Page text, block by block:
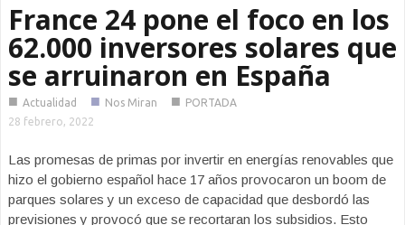
France 24 pone el foco en los
62.000 inversores solares que
se arruinaron en España
■ Actualidad ■ Nos Miran ■ PORTADA
28 febrero, 2022
Las promesas de primas por invertir en energías renovables que
hizo el gobierno español hace 17 años provocaron un boom de
parques solares y un exceso de capacidad que desbordó las
previsiones y provocó que se recortaran los subsidios. Esto